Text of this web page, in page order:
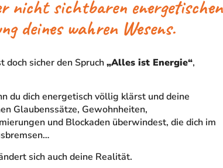
nicht sichtbaren energetischen
deines wahren Wesens.
doch sicher den Spruch„Alles ist Energie“,
du dich energetisch völlig klärst und deine
Glaubenssätze, Gewohnheiten,
und Blockaden überwindest, die dich im
sich auch deine Realität.